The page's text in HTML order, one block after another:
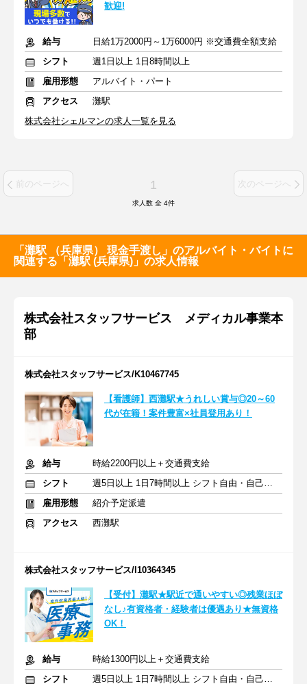
歓迎!
給与
日給1万2000円～1万6000円 ※交通費全額支給
シフト
週1日以上 1日8時間以上
雇用形態
アルバイト・パート
アクセス
灘駅
株式会社シェルマンの求人一覧を見る
前のページへ 1 次のページへ
求人数 全 4件
「灘駅 （兵庫県） 現金手渡し」のアルバイト・バイトに
関連する「灘駅 (兵庫県)」の求人情報
株式会社スタッフサービス メディカル事業本
部
株式会社スタッフサービス/K10467745
【看護師】西灘駅★うれしい賞与◎20～60
代が在籍！案件豊富×社員登用あり！
給与
時給2200円以上＋交通費支給
シフト
週5日以上 1日7時間以上 シフト自由・自己申告
雇用形態
紹介予定派遣
アクセス
西灘駅
株式会社スタッフサービス/I10364345
【受付】灘駅★駅近で通いやすい◎残業ほぼ
なし♪有資格者・経験者は優遇あり★無資格
OK！
給与
時給1300円以上＋交通費支給
シフト
週5日以上 1日7時間以上 シフト自由・自己申告